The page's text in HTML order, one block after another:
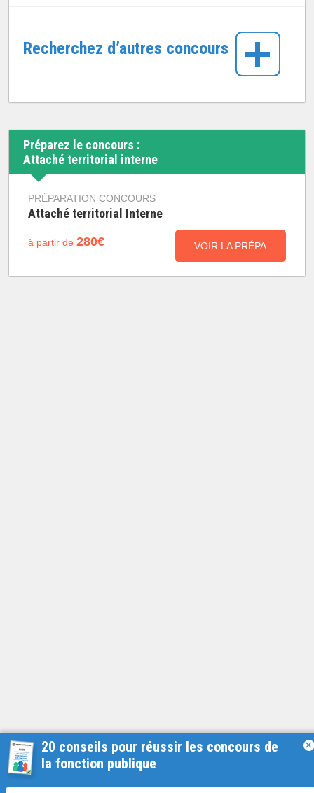
Recherchez d’autres concours
Préparez le concours :
Attaché territorial interne
PRÉPARATION CONCOURS
Attaché territorial Interne
à partir de280€ VOIR LA PRÉPA
20 conseils pour réussir les concours de
la fonction publique
×